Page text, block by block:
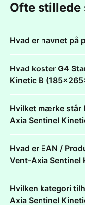
Ofte stillede
Hvad er navnet på
Hvad koster G4
Kinetic B
Hvilket mærke står
Axia Sentinel
Hvad er EAN /
Vent-Axia Sentinel
Hvilken kategori
Axia Sentinel